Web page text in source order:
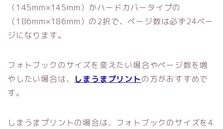
（145mm×145mm）かハードカバータイプの
（186mm×186mm）の2択で、ページ数は必ず24ペー
ジになります。
フォトブックのサイズを変えたい場合やページ数を増
やしたい場合は、
しまうまプリントの方がおすすめで
す。
しまうまプリントの場合は、フォトブックのサイズを4